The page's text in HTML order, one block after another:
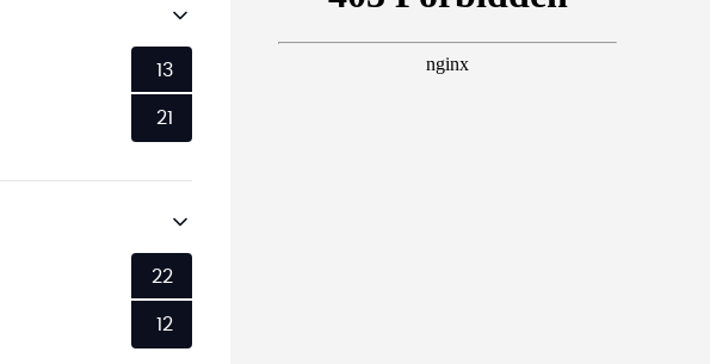
13
21
22
12